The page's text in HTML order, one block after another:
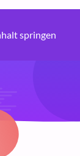
springen